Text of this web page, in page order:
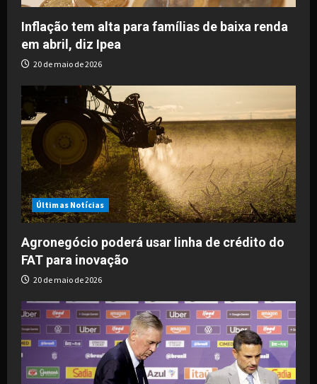
i
o
n
Inflação tem alta para famílias de baixa renda
em abril, diz Ipea
20 de maio de 2026
Últimas Notícias
Agronegócio poderá usar linha de crédito do
FAT para inovação
20 de maio de 2026